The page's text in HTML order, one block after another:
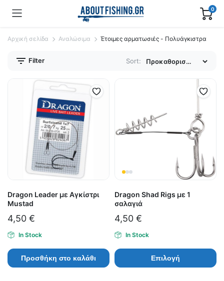
0
Αρχική σελίδα Αναλώσιμα Έτοιμες αρματωσιές - Πολυάγκιστρα
Filter Sort:
Dragon Leader με Αγκίστρι
Mustad
4,50 €
In Stock
Προσθήκη στο καλάθι
Dragon Shad Rigs με 1
σαλαγιά
4,50 €
In Stock
Επιλογή